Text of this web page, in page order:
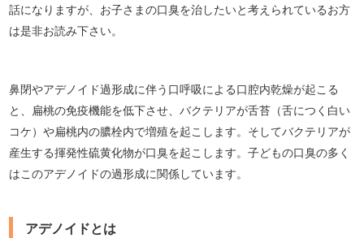
話になりますが、お子さまの口臭を治したいと考えられているお方
は是非お読み下さい。
鼻閉やアデノイド過形成に伴う口呼吸による口腔内乾燥が起こる
と、扁桃の免疫機能を低下させ、バクテリアが舌苔（舌につく白い
コケ）や扁桃内の膿栓内で増殖を起こします。そしてバクテリアが
産生する揮発性硫黄化物が口臭を起こします。子どもの口臭の多く
はこのアデノイドの過形成に関係しています。
アデノイドとは